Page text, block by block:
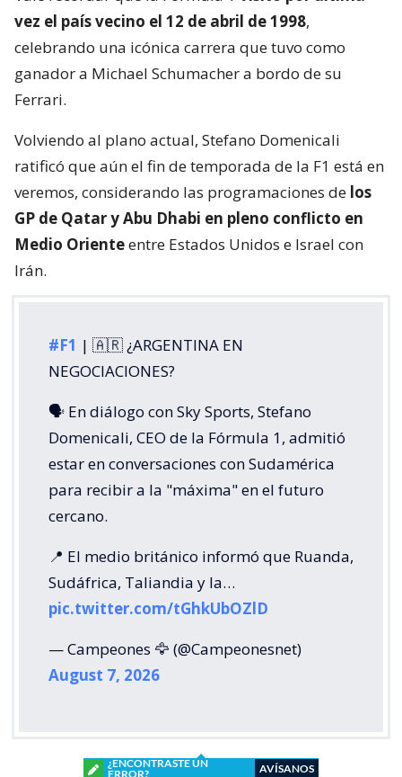
vez el país vecino el 12 de abril de 1998,
celebrando una icónica carrera que tuvo como
ganador a Michael Schumacher a bordo de su
Ferrari.
Volviendo al plano actual, Stefano Domenicali
ratificó que aún el fin de temporada de la F1 está en
veremos, considerando las programaciones de los
GP de Qatar y Abu Dhabi en pleno conflicto en
Medio Orienteentre Estados Unidos e Israel con
Irán.
#F1 | 🇦🇷 ¿ARGENTINA EN
NEGOCIACIONES?
🗣️ En diálogo con Sky Sports, Stefano
Domenicali, CEO de la Fórmula 1, admitió
estar en conversaciones con Sudamérica
para recibir a la "máxima" en el futuro
cercano.
📍 El medio británico informó que Ruanda,
Sudáfrica, Taliandia y la…
pic.twitter.com/tGhkUbOZlD
— Campeones 🦅 (@Campeonesnet)
August 7, 2026
¿ENCONTRASTE UN
ERROR?
AVÍSANOS